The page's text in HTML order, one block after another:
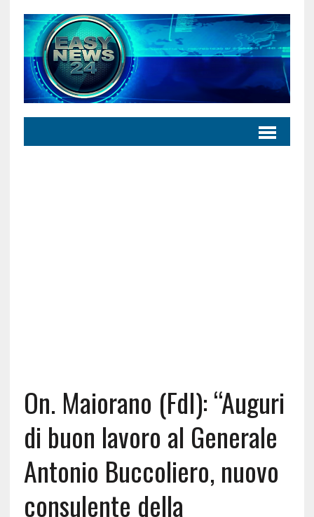
On. Maiorano (FdI): “Auguri
di buon lavoro al Generale
Antonio Buccoliero, nuovo
consulente della